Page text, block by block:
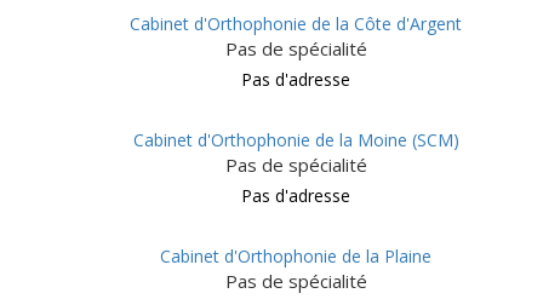
Cabinet d'Orthophonie de la Côte d'Argent
Pas de spécialité
Pas d'adresse
Cabinet d'Orthophonie de la Moine (SCM)
Pas de spécialité
Pas d'adresse
Cabinet d'Orthophonie de la Plaine
Pas de spécialité